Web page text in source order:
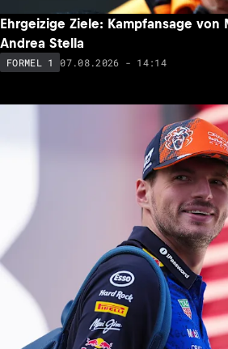
Ehrgeizige Ziele: Kampfansage von
Andrea Stella
FORMEL 1 07.08.2026 - 14:14